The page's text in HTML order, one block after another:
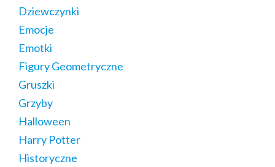
Dziewczynki
Emocje
Emotki
Figury Geometryczne
Gruszki
Grzyby
Halloween
Harry Potter
Historyczne